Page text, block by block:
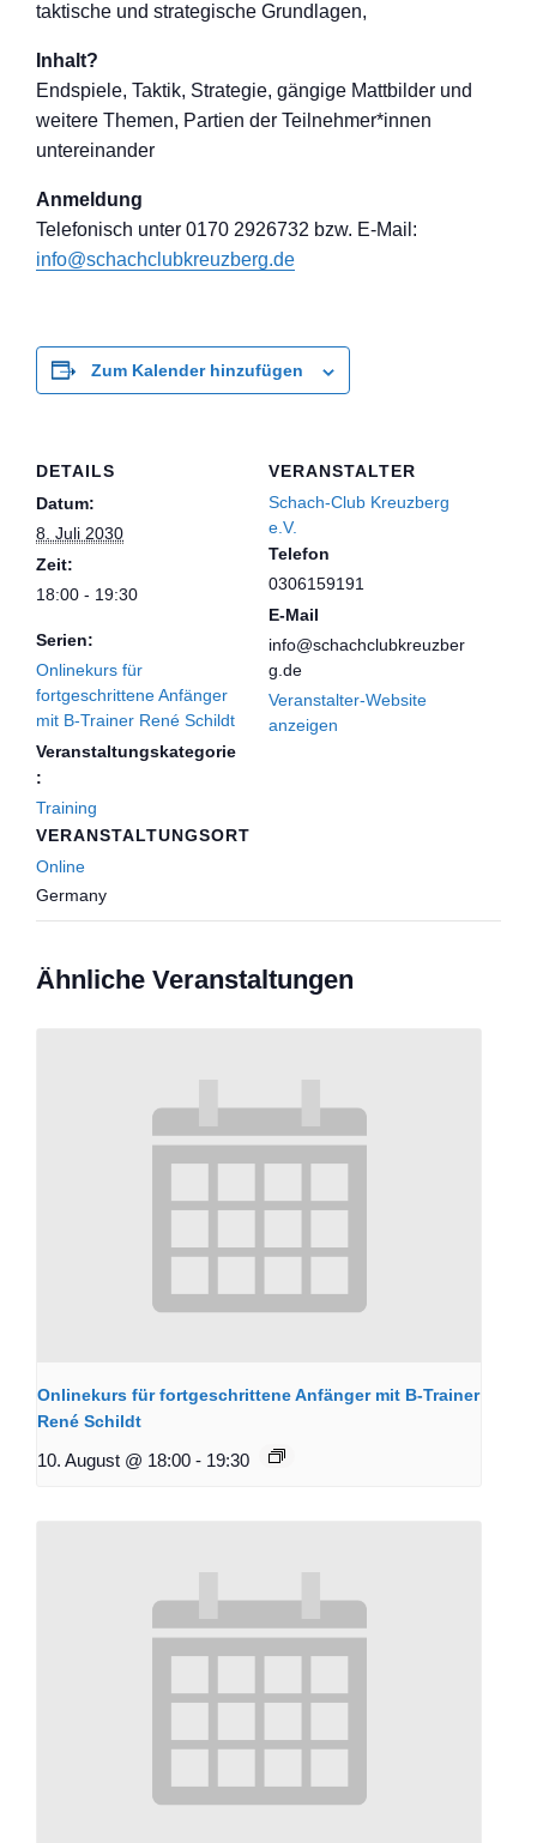
taktische und strategische Grundlagen,
Inhalt?
Endspiele, Taktik, Strategie, gängige Mattbilder und
weitere Themen, Partien der Teilnehmer*innen
untereinander
Anmeldung
Telefonisch unter 0170 2926732 bzw. E-Mail:
info@schachclubkreuzberg.de
Zum Kalender hinzufügen
DETAILS
Datum:
8. Juli 2030
Zeit:
18:00 - 19:30
Serien:
Onlinekurs für
fortgeschrittene Anfänger
mit B-Trainer René Schildt
Veranstaltungskategorie
:
Training
VERANSTALTUNGSORT
Online
Germany
VERANSTALTER
Schach-Club Kreuzberg
e.V.
Telefon
0306159191
E-Mail
info@schachclubkreuzber
g.de
Veranstalter-Website
anzeigen
Ähnliche Veranstaltungen
Onlinekurs für fortgeschrittene Anfänger mit B-Trainer
René Schildt
10. August @ 18:00 - 19:30